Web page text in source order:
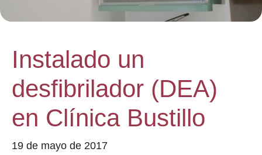
Instalado un
desfibrilador (DEA)
en Clínica Bustillo
19 de mayo de 2017